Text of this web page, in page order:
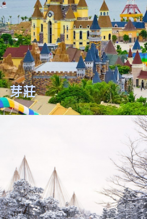
日本名古屋